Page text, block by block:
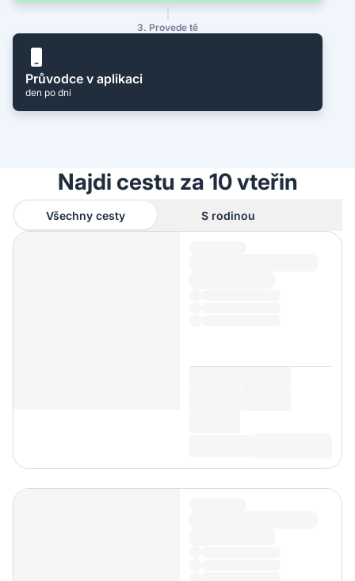
3. Provede tě
Průvodce v aplikaci
den po dni
Najdi cestu za 10 vteřin
Všechny cesty S rodinou